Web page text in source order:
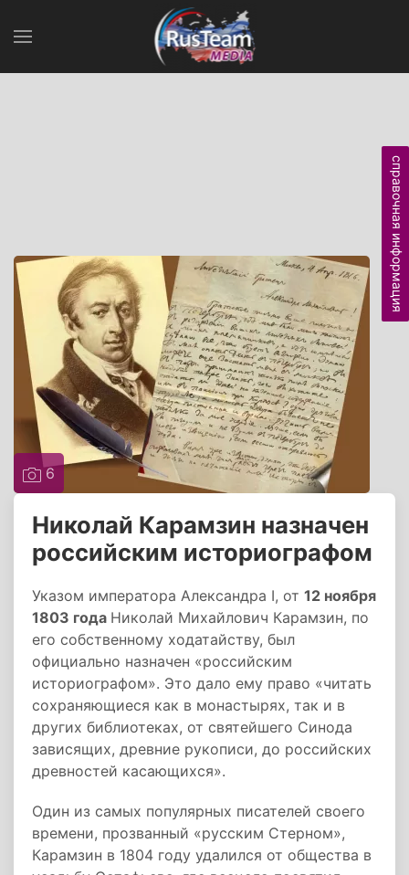
6
Николай Карамзин назначен
российским историографом
Указом императора Александра I, от 12 ноября
1803 года Николай Михайлович Карамзин, по
его собственному ходатайству, был
официально назначен «российским
историографом». Это дало ему право «читать
сохраняющиеся как в монастырях, так и в
других библиотеках, от святейшего Синода
зависящих, древние рукописи, до российских
древностей касающихся».
Один из самых популярных писателей своего
времени, прозванный «русским Стерном»,
Карамзин в 1804 году удалился от общества в
справочная информация